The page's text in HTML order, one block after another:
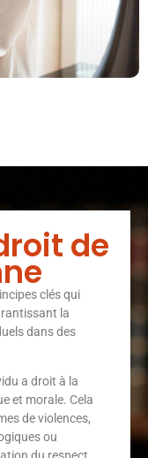
de
clés qui
la
dans des
a droit à la
et morale. Cela
de violences,
ou